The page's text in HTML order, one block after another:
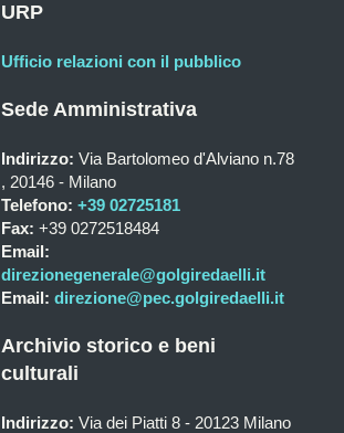
URP
Ufficio relazioni con il pubblico
Sede Amministrativa
Indirizzo: Via Bartolomeo d'Alviano n.78
, 20146 - Milano
Telefono: +39 02725181
Fax: +39 0272518484
Email:
direzionegenerale@golgiredaelli.it
Email: direzione@pec.golgiredaelli.it
Archivio storico e beni
culturali
Indirizzo: Via dei Piatti 8 - 20123 Milano